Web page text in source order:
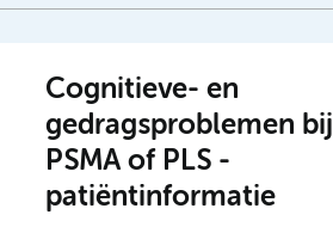
Cognitieve- en
gedragsproblemen bij
PSMA of PLS -
patiëntinformatie